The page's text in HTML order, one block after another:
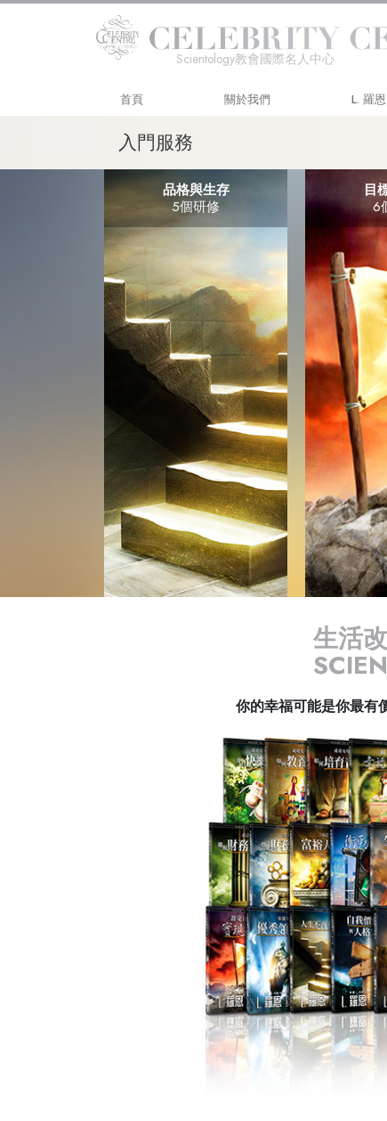
Scientology教會國際名人中心
首頁 關於我們 L. 羅
入門服務
品格與生存
5個研修
目
6
生活
你的幸福可能是你最有